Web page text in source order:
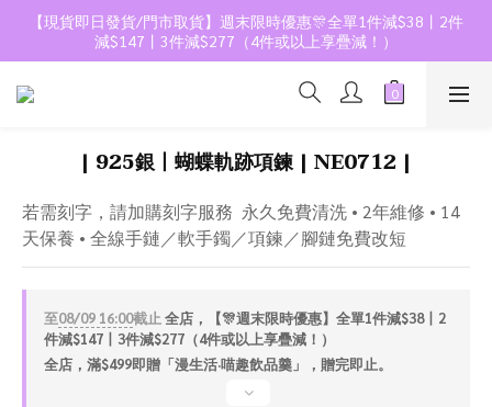
【現貨即日發貨/門市取貨】週末限時優惠🎊全單1件減$38丨2件
減$147丨3件減$277（4件或以上享疊減！）
| 925銀丨蝴蝶軌跡項鍊 | NE0712 |
若需刻字，請加購刻字服務  永久免費清洗 • 2年維修 • 14
天保養 • 全線手鏈／軟手鐲／項鍊／腳鏈免費改短
至08/09 16:00截止 全店，【🎊週末限時優惠】全單1件減$38丨2
件減$147丨3件減$277（4件或以上享疊減！）
全店，滿$499即贈「漫生活·喵趣飲品羹」，贈完即止。